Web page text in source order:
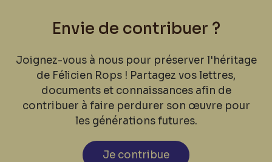
Envie de contribuer ?
Joignez-vous à nous pour préserver l'héritage
de Félicien Rops ! Partagez vos lettres,
documents et connaissances afin de
contribuer à faire perdurer son œuvre pour
les générations futures.
Je contribue